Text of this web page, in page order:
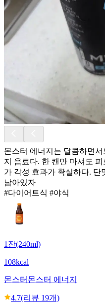
몬스터 에너지는 달콤하면
지 음료다. 한 캔만 마셔도
가 각성 효과가 확실하다. 단
남아있자
#다이어트식 #야식
1잔(240ml)
108kcal
몬스터 몬스터 에너지
4.7(리뷰 19개)